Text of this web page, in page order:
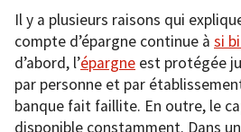
Il y a plusieurs raisons qui
compte d’épargne continue à si
d’abord, l’épargne est protégée
par personne et par
banque fait faillite. En outre, le
disponible constamment. Dans